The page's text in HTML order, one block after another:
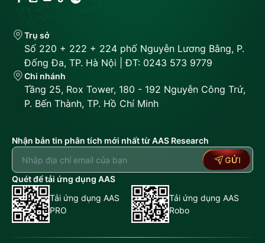
Trụ sở
Số 220 + 222 + 224 phố Nguyễn Lương Bằng, P.
Đống Đa, TP. Hà Nội | ĐT: 0243 573 9779
Chi nhánh
Tầng 25, Rox Tower, 180 - 192 Nguyễn Công Trứ,
P. Bến Thành, TP. Hồ Chí Minh
Nhận bản tin phân tích mới nhất từ AAS Research
GỬI
Quét để tải ứng dụng AAS
Tải ứng dụng AAS
PRO
Tải ứng dụng AAS
Robo